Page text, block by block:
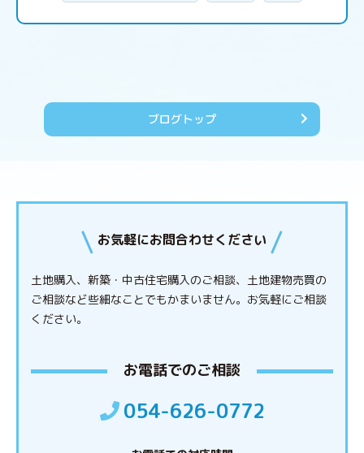
ブログトップ
お気軽にお問合わせください
土地購入、新築・中古住宅購入のご相談、土地建物売買の
ご相談など些細なことでもかまいません。 お気軽にご相談
ください。
お電話でのご相談
054-626-0772